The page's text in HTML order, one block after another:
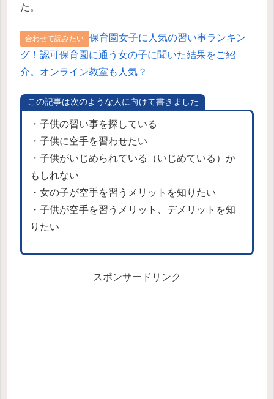
た。
合わせて読みたい
保育園女子に人気の習い事ランキン
グ！認可保育園に通う女の子に聞いた結果をご紹
介。オンライン教室も人気？
この記事は次のような人に向けて書きました
・子供の習い事を探している
・子供に空手を習わせたい
・子供がいじめられている（いじめている）か
もしれない
・女の子が空手を習うメリットを知りたい
・子供が空手を習うメリット、デメリットを知
りたい
スポンサードリンク